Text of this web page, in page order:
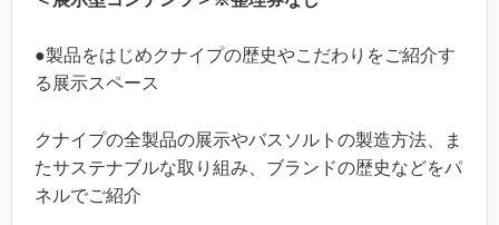
●製品をはじめクナイプの歴史やこだわりをご紹介す
る展示スペース
クナイプの全製品の展示やバスソルトの製造方法、ま
たサステナブルな取り組み、ブランドの歴史などをパ
ネルでご紹介